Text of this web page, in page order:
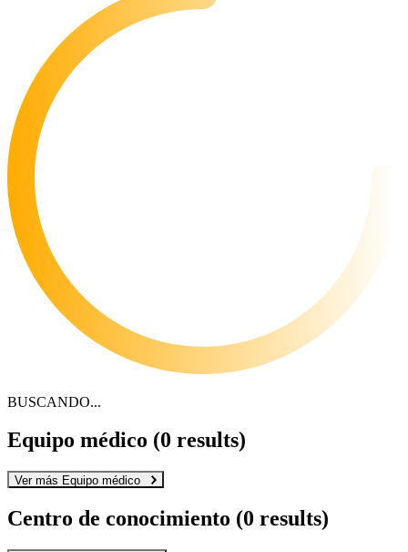
BUSCANDO...
Equipo médico (2 results)